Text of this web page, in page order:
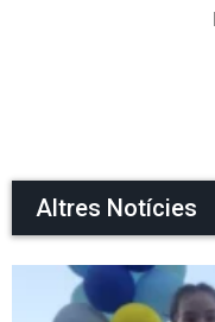
Altres Notícies